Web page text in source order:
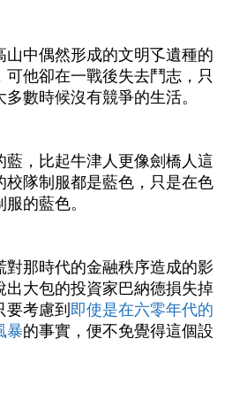
中偶然形成的文明孓遺種的
他卻在一戰後失去鬥志，只
數時候沒有競爭的生活。
藍，比起牛津人更像劍橋人這
隊制服都是藍色，只是在色
的藍色。
那時代的金融秩序造成的影
大包的投資家巴納德損失掉
考慮到 即使是在六零年代的
暴的事實，便不免覺得這個設